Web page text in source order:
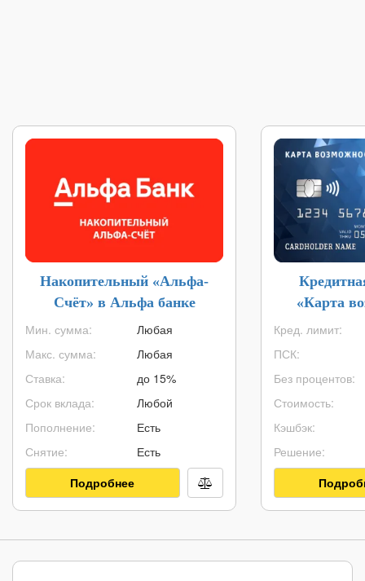
Накопительный «Альфа-
Счёт» в Альфа банке
Мин. сумма:
Макс. сумма:
Ставка:
Срок вклада:
Пополнение:
Снятие:
Любая
Любая
до 15%
Любой
Есть
Есть
Подробнее
«Карта
Кред. лимит:
ПСК:
Без процентов:
Стоимость:
Кэшбэк:
Решение: